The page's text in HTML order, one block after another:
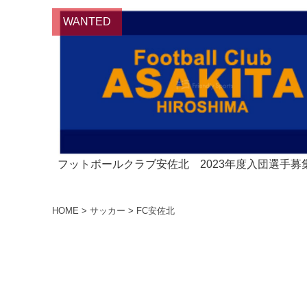
HOME >サッカー > FC安佐北
フットボールクラブ安佐北 2023年度入団選手募